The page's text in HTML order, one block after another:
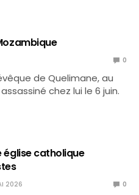
0
de Quelimane, au
chez lui le 6 juin.
église catholique
2026 0